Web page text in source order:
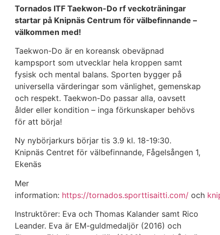
Tornados ITF Taekwon-Do rf veckoträningar
startar på Knipnäs Centrum för välbefinnande –
välkommen med!
Taekwon-Do är en koreansk obeväpnad
kampsport som utvecklar hela kroppen samt
fysisk och mental balans. Sporten bygger på
universella värderingar som vänlighet, gemenskap
och respekt. Taekwon-Do passar alla, oavsett
ålder eller kondition – inga förkunskaper behövs
för att börja!
Ny nybörjarkurs börjar tis 3.9 kl. 18-19:30.
Knipnäs Centret för välbefinnande, Fågelsången 1,
Ekenäs
Mer
information: https://tornados.sporttisaitti.com/ och
Instruktörer: Eva och Thomas Kalander samt Rico
Leander. Eva är EM-guldmedaljör (2016) och